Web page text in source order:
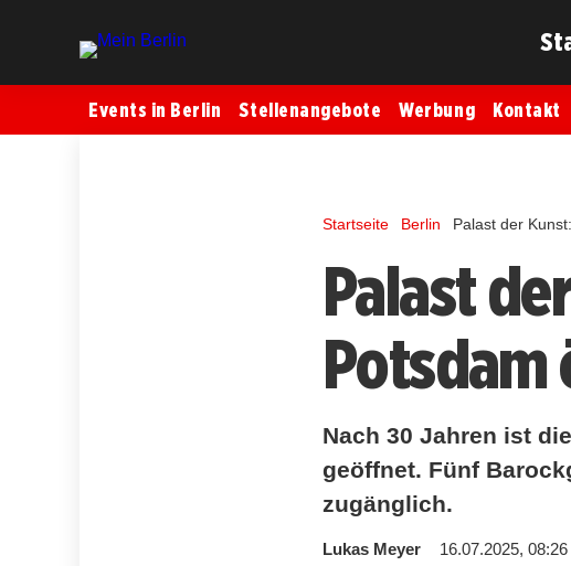
Events in Berlin Stellenangebote Werbung Kontakt
Startseite Berlin Palast der
Palast
Potsdam
Nach 30 Jahren ist
geöffnet. Fünf
zugänglich.
Lukas Meyer 16.07.2025,